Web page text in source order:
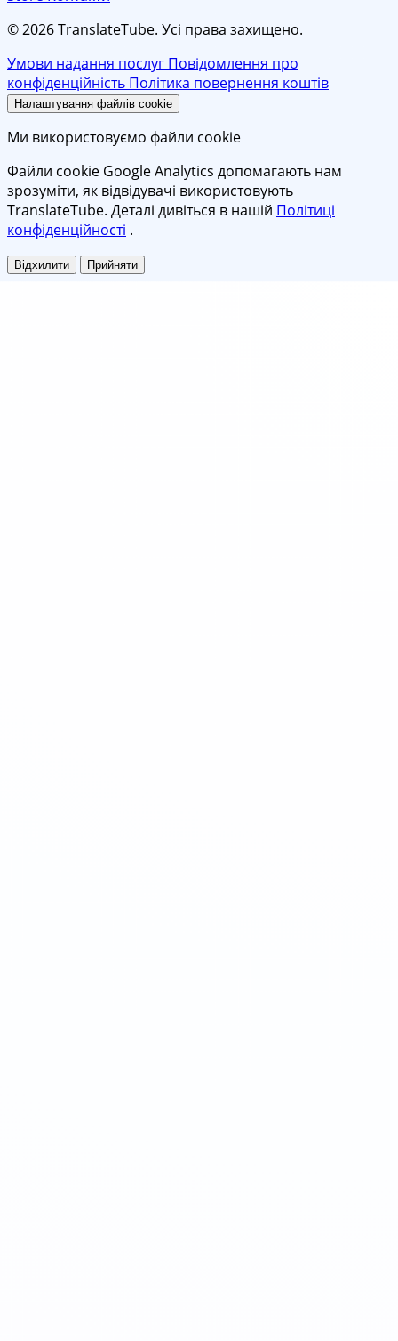
© 2026 TranslateTube. Усі права захищено.
Умови надання послуг Повідомлення про
конфіденційність Політика повернення коштів
Налаштування файлів cookie
Ми використовуємо файли cookie
Файли cookie Google Analytics допомагають нам
зрозуміти, як відвідувачі використовують
TranslateTube. Деталі дивіться в нашій Політиці
конфіденційності .
Відхилити Прийняти